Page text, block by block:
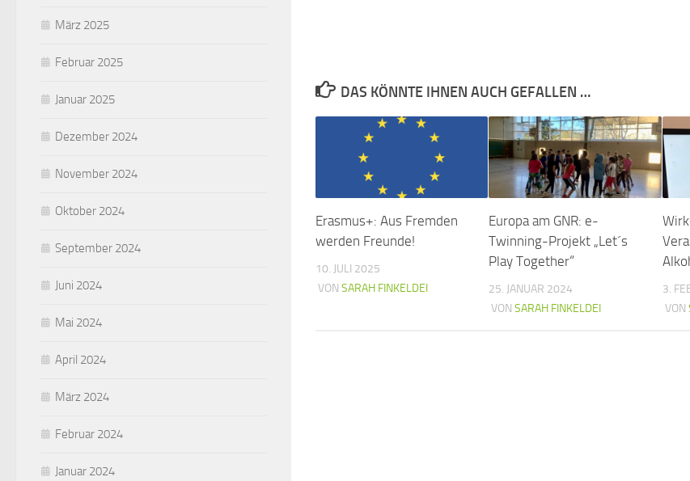
DAS KÖNNTE IHNEN AUCH GEFALLEN …
Erasmus+: Aus Fremden
werden Freunde!
10. JULI 2025
VON SARAH FINKELDEI
Europa am GNR: e-
Twinning-Projekt „Let´s
Play Together“
25. JANUAR 2024
VONSARAH FINKELDEI
3.
VON
März 2025
Februar 2025
Januar 2025
Dezember 2024
November 2024
Oktober 2024
September 2024
Juni 2024
Mai 2024
April 2024
März 2024
Februar 2024
Januar 2024